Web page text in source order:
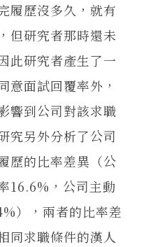
履歷沒多久，就有
但研究者那時還未
此研究者產生了一
意面試回覆率外，
響到公司對該求職
究另外分析了公司
歷的比率差異（公
16.6%，公司主動
），兩者的比率差
同求職條件的漢人